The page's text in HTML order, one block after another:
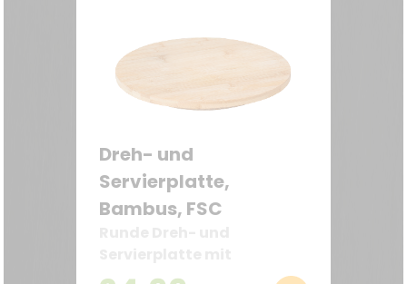
Dreh- und
Servierplatte,
Bambus, FSC
leichtgängigem Drehteller